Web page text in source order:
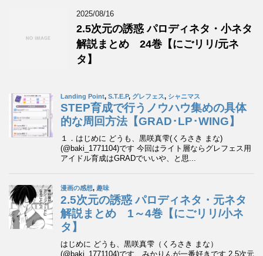
2025/08/16
2.5次元の誘惑 パロディネタ・小ネタ
解説まとめ 24巻【にごリリ/元ネ
タ】